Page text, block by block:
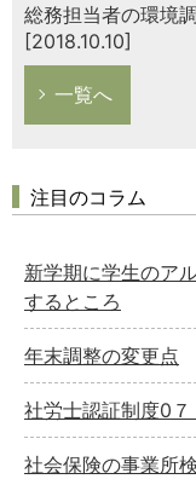
総務担当者の環境
[2018.10.10]
一覧へ
注目のコラム
新学期に学生のア
するところ
年末調整の変更点
社労士認証制度0
社会保険の事業所